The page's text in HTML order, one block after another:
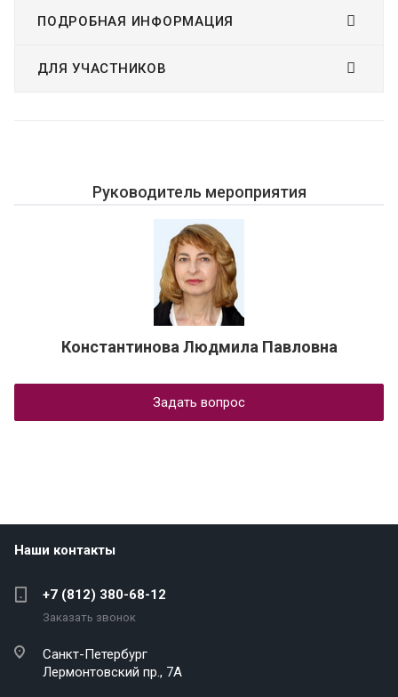
ПОДРОБНАЯ ИНФОРМАЦИЯ
ДЛЯ УЧАСТНИКОВ
Руководитель мероприятия
Константинова Людмила Павловна
Задать вопрос
Наши контакты
+7 (812) 380-68-12
Заказать звонок
Санкт-Петербург
Лермонтовский пр., 7А